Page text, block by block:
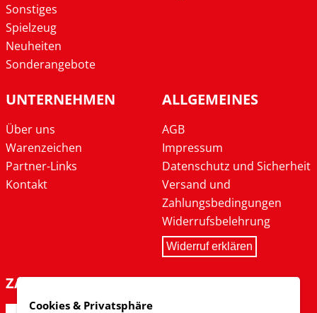
Sonstiges
Spielzeug
Neuheiten
Sonderangebote
UNTERNEHMEN
Über uns
Warenzeichen
Partner-Links
Kontakt
ALLGEMEINES
AGB
Impressum
Datenschutz und Sicherheit
Versand und
Zahlungsbedingungen
Widerrufsbelehrung
Widerruf erklären
ZAHLARTEN
Cookies & Privatsphäre